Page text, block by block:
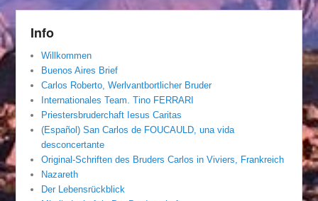
Info
Willkommen
Buenos Aires Brief
Carlos Roberto, Werlvantbortlicher Bruder
Internationales Team. Tino FERRARI
Priestersbruderchaft Iesus Caritas
(Español) San Carlos de FOUCAULD, una vida
desconcertante
Original-Schriften des Bruders Carlos in Viviers, Frankreich
Nazareth
Der Lebensrückblick